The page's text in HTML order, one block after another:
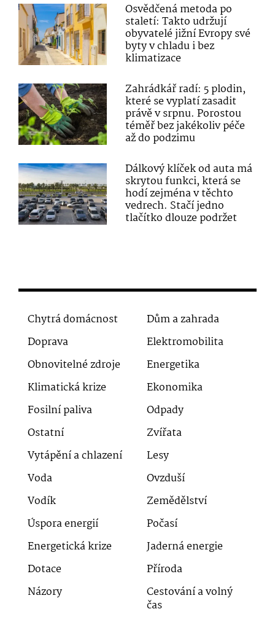
Osvědčená metoda po
staletí: Takto udržují
obyvatelé jižní Evropy své
byty v chladu i bez
klimatizace
Zahrádkář radí: 5 plodin,
které se vyplatí zasadit
právě v srpnu. Porostou
téměř bez jakékoliv péče
až do podzimu
Dálkový klíček od auta má
skrytou funkci, která se
hodí zejména v těchto
vedrech. Stačí jedno
tlačítko dlouze podržet
Chytrá domácnost
Dům a zahrada
Doprava
Elektromobilita
Obnovitelné zdroje
Energetika
Klimatická krize
Ekonomika
Fosilní paliva
Odpady
Ostatní
Zvířata
Vytápění a chlazení
Lesy
Voda
Ovzduší
Vodík
Zemědělství
Úspora energií
Počasí
Energetická krize
Jaderná energie
Dotace
Příroda
Názory
Cestování a volný
čas